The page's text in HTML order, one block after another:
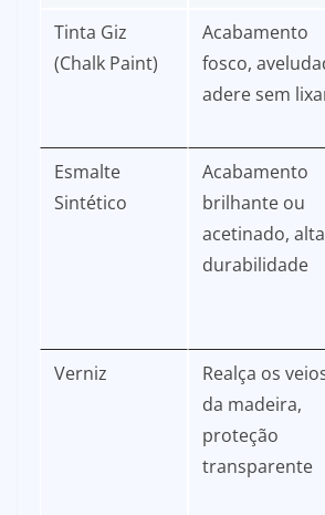
Tinta Giz
(Chalk Paint)
Acabamento
fosco,
adere sem
Esmalte
Sintético
Acabamento
brilhante ou
acetinado, alta
durabilidade
Verniz
Realça os
da madeira,
proteção
transparente